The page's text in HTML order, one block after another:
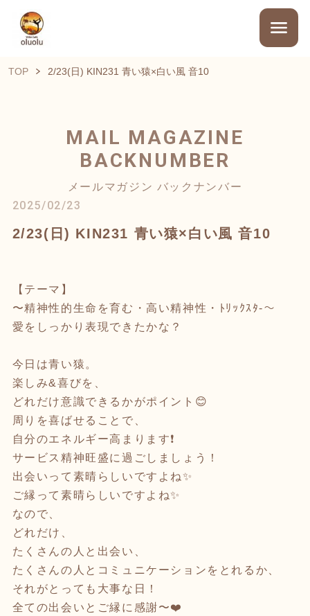
TOP 2/23(日) KIN231 青い猿×白い風 音10
MAIL MAGAZINE
BACKNUMBER
メールマガジン バックナンバー
2025/02/23
2/23(日) KIN231 青い猿×白い風 音10
【テーマ】
〜精神性的生命を育む・高い精神性・ﾄﾘｯｸｽﾀ-〜
愛をしっかり表現できたかな？
今日は青い猿。
楽しみ&喜びを、
どれだけ意識できるかがポイント😊
周りを喜ばせることで、
自分のエネルギー高まります❗️
サービス精神旺盛に過ごしましょう！
出会いって素晴らしいですよね✨
ご縁って素晴らしいですよね✨
なので、
どれだけ、
たくさんの人と出会い、
たくさんの人とコミュニケーションをとれるか、
それがとっても大事な日！
全ての出会いとご縁に感謝〜❤️